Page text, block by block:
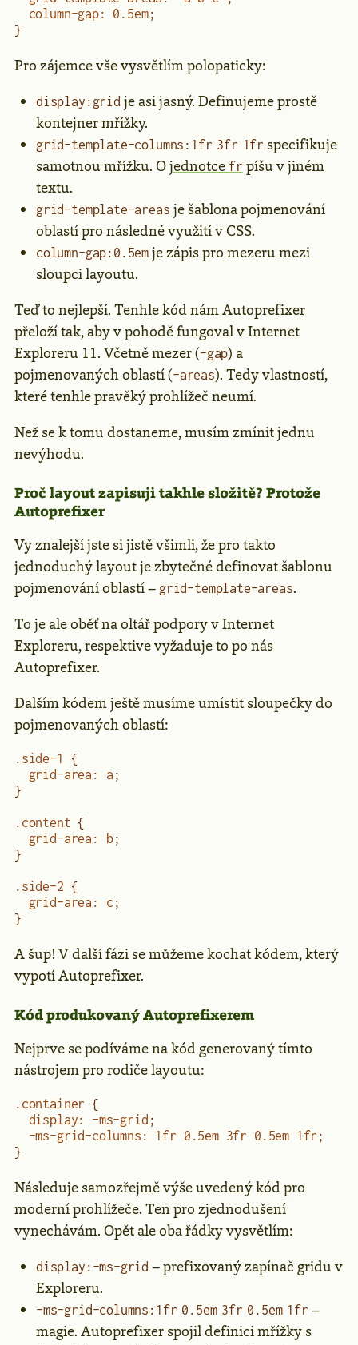
  column-gap
: 0.5em;
}
Pro zájemce vše vysvětlím polopaticky:
display:grid je asi jasný. Definujeme prostě
kontejner mřížky.
grid-template-columns:1fr 3fr 1fr specifikuje
samotnou mřížku. Ojednotce fr píšu v jiném
textu.
grid-template-areas je šablona pojmenování
oblastí pro následné využití v CSS.
column-gap:0.5em je zápis pro mezeru mezi
sloupci layoutu.
Teď to nejlepší. Tenhle kód nám Autoprefixer
přeloží tak, aby v pohodě fungoval v Internet
Exploreru 11. Včetně mezer (-gap) a
pojmenovaných oblastí (-areas). Tedy vlastností,
které tenhle pravěký prohlížeč neumí.
Než se k tomu dostaneme, musím zmínit jednu
nevýhodu.
Proč layout zapisuji takhle složitě? Protože
Autoprefixer
Vy znalejší jste si jistě všimli, že pro takto
jednoduchý layout je zbytečné definovat šablonu
pojmenování oblastí – grid-template-areas.
To je ale oběť na oltář podpory v Internet
Exploreru, respektive vyžaduje to po nás
Autoprefixer.
Dalším kódem ještě musíme umístit sloupečky do
pojmenovaných oblastí:
.side-1
{
  grid-area
: a ;
}
.content {
  grid-area
: b;
}
.side-2 {
  grid-area
: c ;
}
A šup! V další fázi se můžeme kochat kódem, který
vypotí Autoprefixer.
Kód produkovaný Autoprefixerem
Nejprve se podíváme na kód generovaný tímto
nástrojem pro rodiče layoutu:
.container {
  display
: -ms-grid ;
  -ms-grid-columns
: 1 fr 0.5em 3fr 0.5em 1 fr ;
}
Následuje samozřejmě výše uvedený kód pro
moderní prohlížeče. Ten pro zjednodušení
vynechávám. Opět ale oba řádky vysvětlím:
display:-ms-grid – prefixovaný zapínač gridu v
Exploreru.
-ms-grid-columns:1fr 0.5em 3fr 0.5em 1fr –
magie. Autoprefixer spojil definici mřížky s